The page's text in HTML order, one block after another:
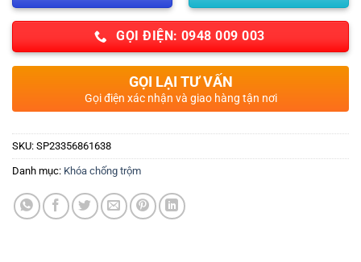
GỌI ĐIỆN: 0948 009 003
GỌI LẠI TƯ VẤN
Gọi điện xác nhận và giao hàng tận nơi
SKU: SP23356861638
Danh mục: Khóa chống trộm